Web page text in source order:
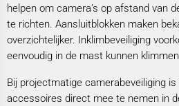
helpen om camera’s op afstand van
te richten. Aansluitblokken maken
overzichtelijker. Inklimbeveiliging
eenvoudig in de mast kunnen
Bij projectmatige camerabeveiliging
accessoires direct mee te nemen in